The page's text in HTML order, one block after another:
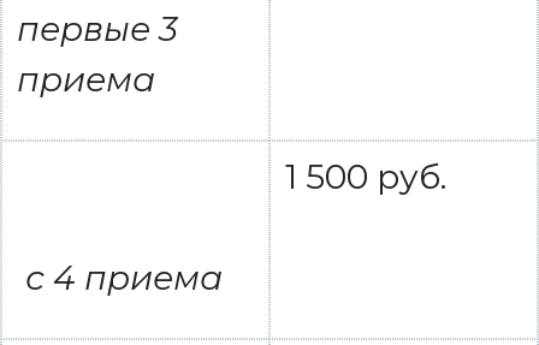
первые 3
приема
с 4 приема
1 500 руб.